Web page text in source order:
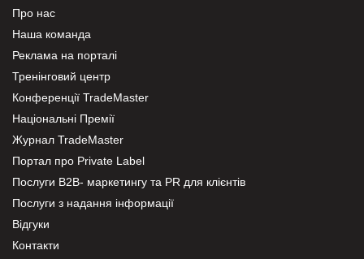
Про нас
Наша команда
Реклама на порталі
Тренінговий центр
Конференції TradeMaster
Національні Премії
Журнал TradeMaster
Портал про Private Label
Послуги В2В- маркетингу та PR для клієнтів
Послуги з надання інформації
Відгуки
Контакти